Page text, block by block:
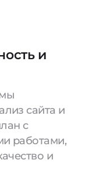
и
сайта и
с
работами,
и